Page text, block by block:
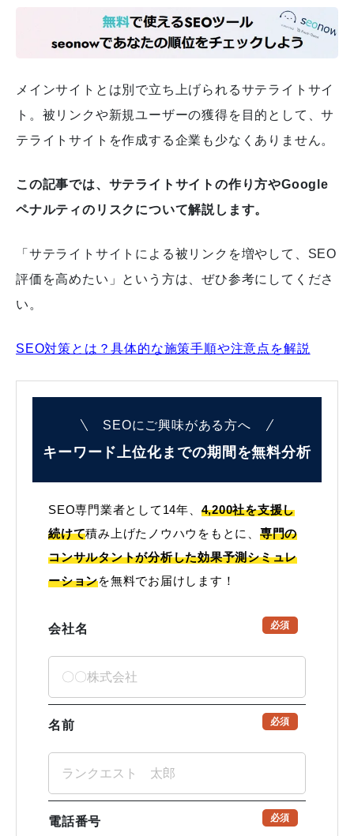
メインサイトとは別で立ち上げられるサテライトサイ
ト。 被リンクや新規ユーザーの獲得を目的として、サ
テライトサイトを作成する企業も少なくありません。
この記事では、サテライトサイトの作り方やGoogle
ペナルティのリスクについて解説します。
「サテライトサイトによる被リンクを増やして、SEO
評価を高めたい」という方は、ぜひ参考にしてくださ
い。
SEO対策とは？具体的な施策手順や注意点を解説
SEOにご興味がある方へ
キーワード上位化までの期間を無料分析
SEO専門業者として14年、 4,200社を支援し
続けて積み上げたノウハウをもとに、 専門の
コンサルタントが分析した効果予測シミュレ
ーションを無料でお届けします！
会社名 必須
名前 必須
電話番号 必須